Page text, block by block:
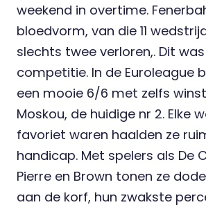
weekend in overtime.
bloedvorm, van die 11
slechts twee verloren,. Dit
competitie. In de Euroleague
een mooie 6/6 met zelfs
Moskou, de huidige nr 2. Elke
favoriet waren haalden ze
handicap. Met spelers als De
Pierre en Brown tonen ze
aan de korf, hun zwakste